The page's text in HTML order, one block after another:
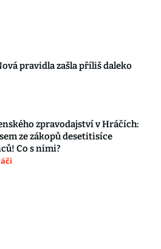
pravidla zašla příliš daleko
zpravodajství v Hráčích:
ze zákopů desetitisíce
Co s nimi?